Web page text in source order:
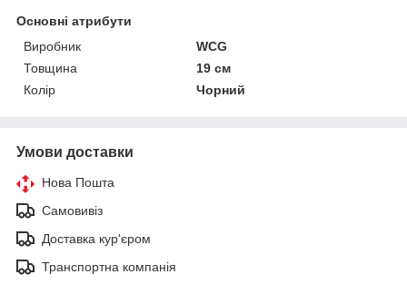
Основні атрибути
Виробник
WCG
Товщина
19 см
Колір
Чорний
Умови доставки
Нова Пошта
Самовивіз
Доставка кур'єром
Транспортна компанія